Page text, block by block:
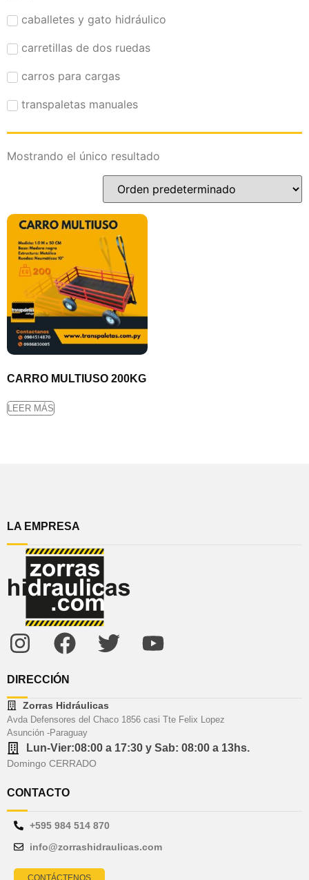
caballetes y gato hidráulico
carretillas de dos ruedas
carros para cargas
transpaletas manuales
Mostrando el único resultado
CARRO MULTIUSO 200KG
LEER MÁS
LA EMPRESA
DIRECCIÓN
Zorras Hidráulicas
Avda Defensores del Chaco 1856 casi Tte Felix Lopez
Asunción -Paraguay
Lun-Vier:08:00 a 17:30 y Sab: 08:00 a 13hs.
Domingo CERRADO
CONTACTO
+595 984 514 870
info@zorrashidraulicas.com
CONTÁCTENOS